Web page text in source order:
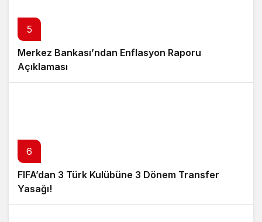
5
Merkez Bankası’ndan Enflasyon Raporu
Açıklaması
6
FIFA’dan 3 Türk Kulübüne 3 Dönem Transfer
Yasağı!